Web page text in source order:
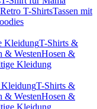
Retro T-ShirtsTassen mit
KleidungT-Shirts &
& WestenHosen &
Kleidung
T-Shirts &
& WestenHosen &
Kleidung